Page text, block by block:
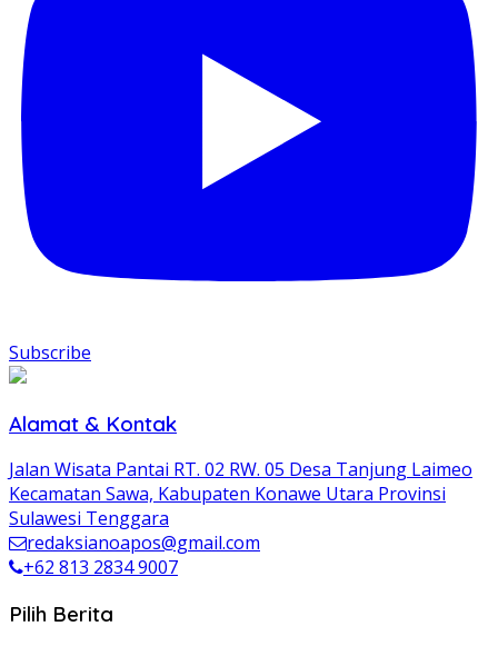
Subscribe
Alamat & Kontak
Jalan Wisata Pantai RT. 02 RW. 05 Desa Tanjung Laimeo
Kecamatan Sawa, Kabupaten Konawe Utara Provinsi
Sulawesi Tenggara
redaksianoapos@gmail.com
+62 813 2834 9007
Pilih Berita